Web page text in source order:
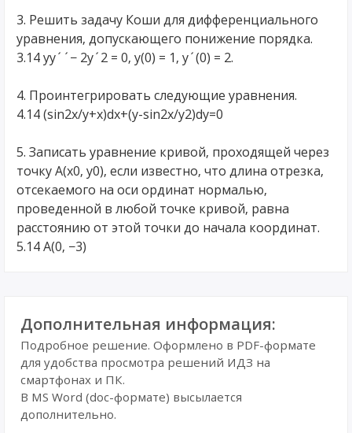
3. Решить задачу Коши для дифференциального
уравнения, допускающего понижение порядка.
3.14 yy´´− 2y´2 = 0, y(0) = 1, y´(0) = 2.
4. Проинтегрировать следующие уравнения.
4.14 (sin2x/y+x)dx+(y-sin2x/y2)dy=0
5. Записать уравнение кривой, проходящей через
точку A(x0, y0), если известно, что длина отрезка,
отсекаемого на оси ординат нормалью,
проведенной в любой точке кривой, равна
расстоянию от этой точки до начала координат.
5.14 A(0, −3)
Дополнительная информация:
Подробное решение. Оформлено в PDF-формате
для удобства просмотра решений ИДЗ на
смартфонах и ПК.
В MS Word (doc-формате) высылается
дополнительно.